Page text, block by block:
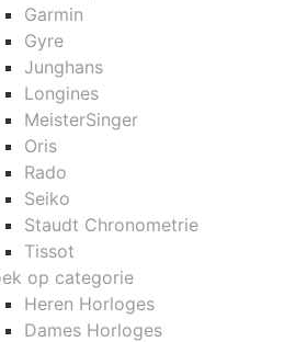
Garmin
Gyre
Junghans
Longines
MeisterSinger
Oris
Rado
Seiko
Staudt Chronometrie
Tissot
op categorie
Heren Horloges
Dames Horloges